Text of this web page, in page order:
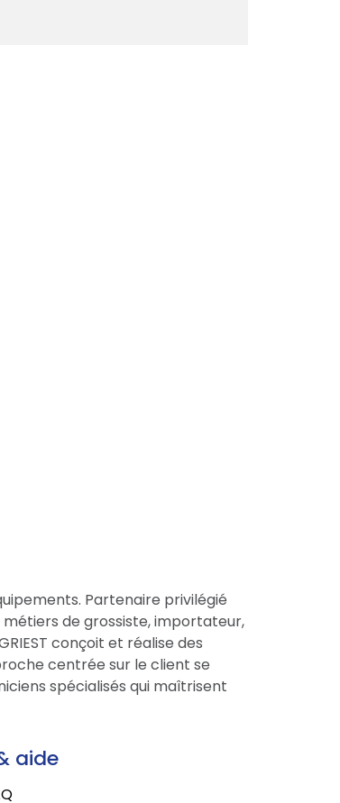
Partenaire privilégié
de grossiste, importateur,
conçoit et réalise des
centrée sur le client se
spécialisés qui maîtrisent
aide